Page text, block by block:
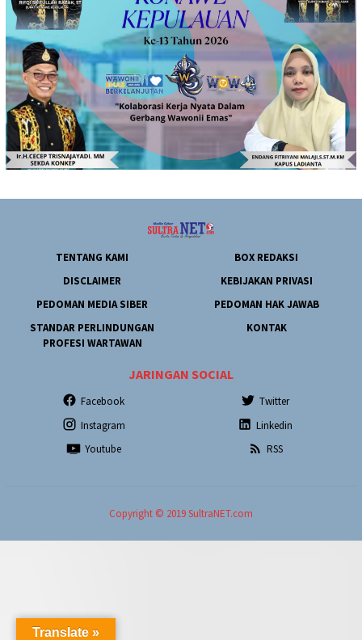
TENTANG KAMI
BOX REDAKSI
DISCLAIMER
KEBIJAKAN PRIVASI
PEDOMAN MEDIA SIBER
PEDOMAN HAK JAWAB
STANDAR PERLINDUNGAN
PROFESI WARTAWAN
KONTAK
JARINGAN SOCIAL
Facebook
Twitter
Instagram
Linkedin
Youtube
RSS
Copyright © 2019 SultraNET.com
Translate »